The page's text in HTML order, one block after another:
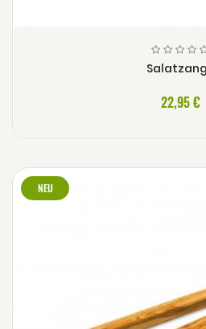
22,95 €
NEU